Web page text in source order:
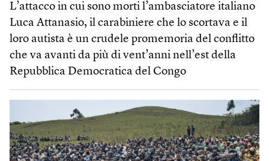
L’attacco in cui sono morti l’ambasciatore italiano
Luca Attanasio, il carabiniere che lo scortava e il
loro autista è un crudele promemoria del conflitto
che va avanti da più di vent’anni nell’est della
Repubblica Democratica del Congo